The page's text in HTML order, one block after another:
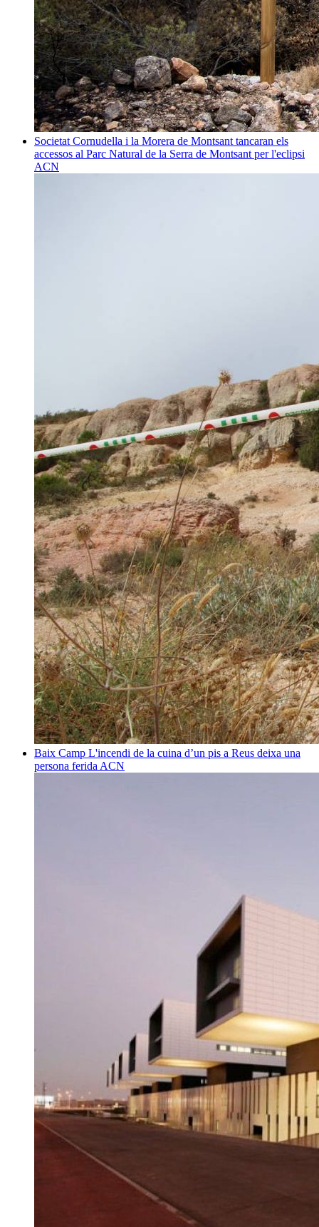
Societat Cornudella i la Morera de Montsant tancaran els
accessos al Parc Natural de la Serra de Montsant per l'eclipsi
ACN
Baix Camp L'incendi de la cuina d’un pis a Reus deixa una
persona ferida ACN